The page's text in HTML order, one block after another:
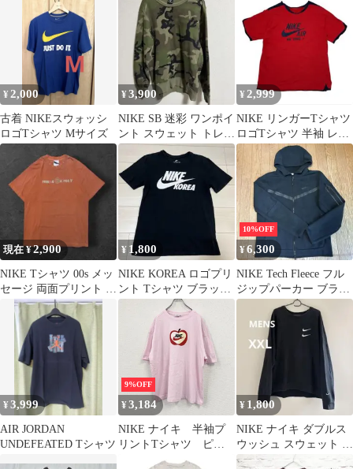
シャツビンテージ
¥ 2,000
古着 NIKEスウォッシ
ロゴTシャツ Mサイズ
¥3,900
NIKE SB 迷彩 ワンポイ
ント スウェット トレー
ナー カーキ
¥ 2,999
NIKE リンガーTシャツ
ロゴTシャツ 半袖 レッ
ド
現在 ¥2,900
NIKE Tシャツ 00s メッ
セージ 両面プリント オ
レンジ
¥ 1,800
NIKE KOREA ロゴプリ
ント Tシャツ ブラック
M
10%OFF
¥6,300
NIKE Tech Fleece フル
ジップパーカー ブラッ
ク L
¥3,999
AIR JORDAN
UNDEFEATED Tシャツ
9%OFF
¥3,184
NIKE ナイキ 半袖プ
リントTシャツ ピン
ク Lサイズ 古着
¥ 1,800
NIKE ナイキ ダブルス
ウッシュ スウェット ト
レーナー ブラック 古